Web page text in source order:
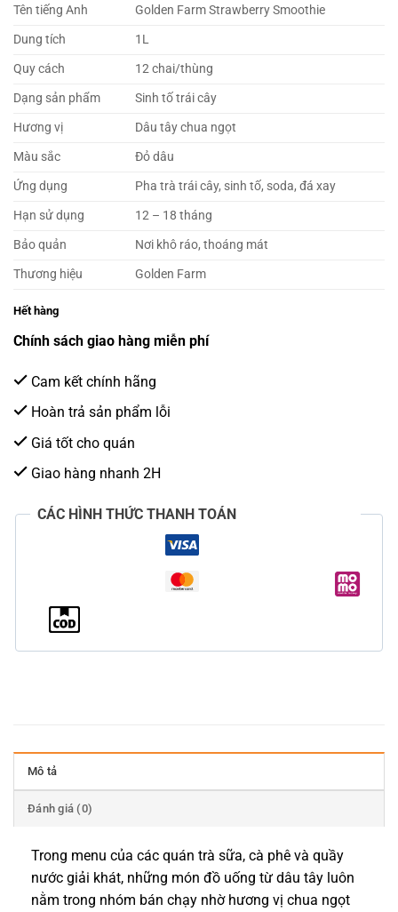
Tên tiếng Anh
Golden Farm Strawberry Smoothie
Dung tích
1L
Quy cách
12 chai/thùng
Dạng sản phẩm
Sinh tố trái cây
Hương vị
Dâu tây chua ngọt
Màu sắc
Đỏ dâu
Ứng dụng
Pha trà trái cây, sinh tố, soda, đá xay
Hạn sử dụng
12 – 18 tháng
Bảo quản
Nơi khô ráo, thoáng mát
Thương hiệu
Golden Farm
Hết hàng
Chính sách giao hàng miễn phí
Cam kết chính hãng
Hoàn trả sản phẩm lỗi
Giá tốt cho quán
Giao hàng nhanh 2H
CÁC HÌNH THỨC THANH TOÁN
Mô tả
Đánh giá (0)
Trong menu của các quán trà sữa, cà phê và quầy
nước giải khát, những món đồ uống từ dâu tây luôn
nằm trong nhóm bán chạy nhờ hương vị chua ngọt